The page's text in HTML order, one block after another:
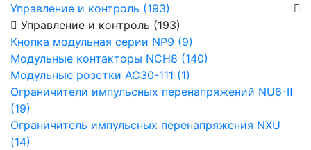
Управление и контроль (193)
Управление и контроль (193)
Кнопка модульная серии NP9 (9)
Модульные контакторы NCH8 (140)
Модульные розетки AC30-111 (1)
Ограничители импульсных перенапряжений NU6-Ⅱ
(19)
Ограничитель импульсных перенапряжения NXU
(14)